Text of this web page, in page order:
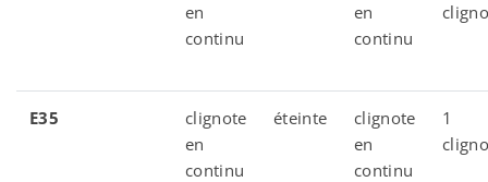
en
continu
en
continu
E35
clignote
en
continu
éteinte
clignote
en
continu
1